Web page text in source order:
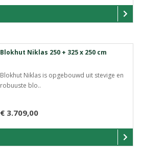
Blokhut Niklas 250 + 325 x 250 cm
Blokhut Niklas is opgebouwd uit stevige en
robuuste blo..
€ 3.709,00